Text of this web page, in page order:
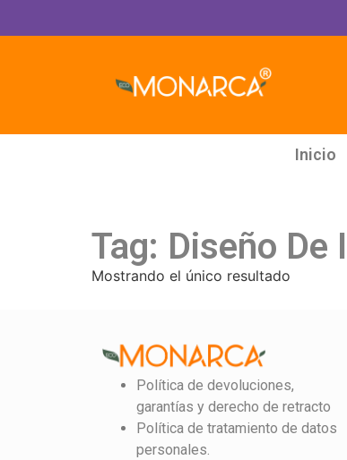
Inicio
Tag: Diseño De
Mostrando el único resultado
Política de devoluciones,
garantías y derecho de retracto
Política de tratamiento de datos
personales.